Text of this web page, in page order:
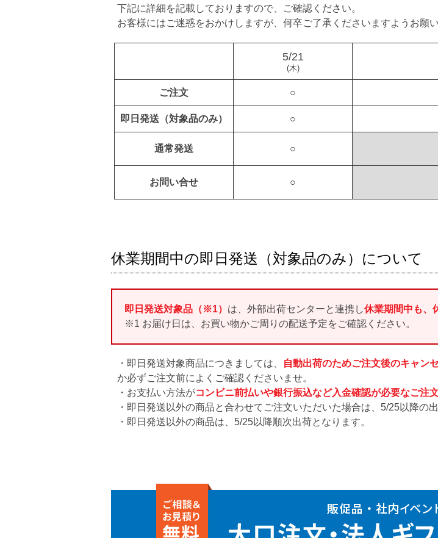
下記に詳細を記載しておりますので、ご確認ください。
お客様にはご迷惑をおかけしますが、何卒ご了承くださいますようお願
5/21
(木)
ご注文 ○
即日発送（対象品のみ） ○
通常発送 ○
お問い合せ ○
休業期間中の即日発送（対象品のみ）について
即日発送対象品（※1） は、外部出荷センターと連携し休業期間中も、
※1 お届け日は、お買い物かご周りの配送予定をご確認ください。
・即日発送対象商品につきましては、 自動出荷のためご注文後のキャン
か必ずご注文前によくご確認くださいませ。
・お支払い方法がコンビニ前払いや銀行振込など入金確認が必要なご注
・即日発送以外の商品と合わせてご注文いただいた場合は、5/25以降の
・即日発送以外の商品は、5/25以降順次出荷となります。